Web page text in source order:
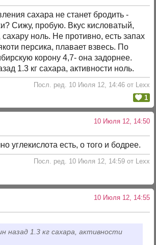
сахара не станет бродить -
Сижу, пробую. Вкус кисловатый,
ноль. Не противно, есть запах
персика, плавает взвесь. По
корону 4,7- она задорнее.
1.3 кг сахара, активности ноль.
Посл. ред. 10 Июля 12, 14:46 от Lexx
1
10 Июля 12, 14:50
углекислота есть, о того и бодрее.
Посл. ред. 10 Июля 12, 14:59 от Lexx
10 Июля 12, 14:55
назад 1.3 кг сахара, активности